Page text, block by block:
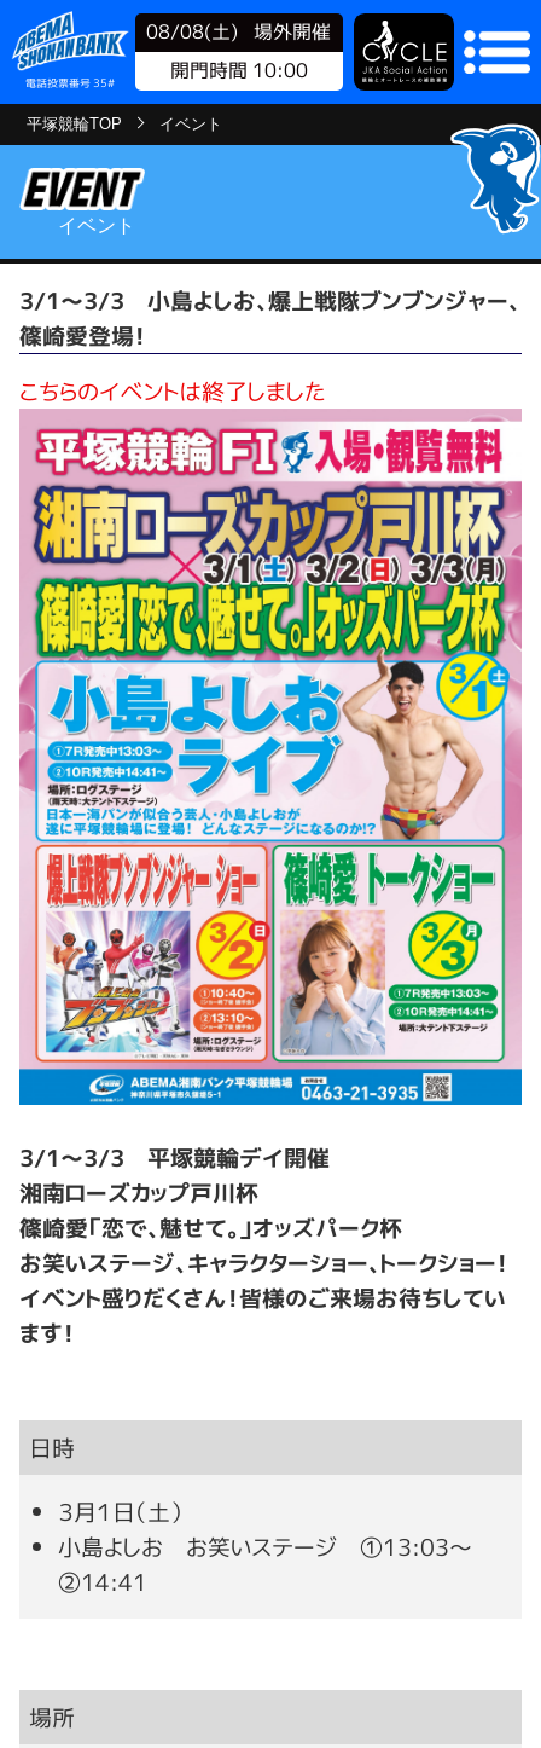
電話投票番号 35#
08/08(土)
場外開催
開門時間 10:00
平塚競輪TOP イベント
イベント
3/1～3/3 小島よしお、爆上戦隊ブンブンジャー、
篠崎愛登場！
こちらのイベントは終了しました
3/1～3/3 平塚競輪デイ開催
湘南ローズカップ戸川杯
篠崎愛「恋で、魅せて。」オッズパーク杯
お笑いステージ、キャラクターショー、トークショー！
イベント盛りだくさん！皆様のご来場お待ちしてい
ます！
日時
３月１日（土）
小島よしお お笑いステージ ①13:03～
②14:41
場所